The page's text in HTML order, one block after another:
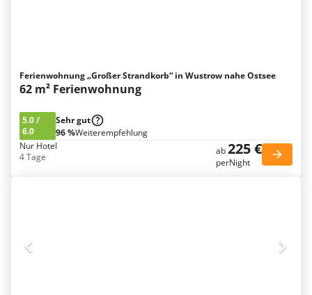
Ferienwohnung „Großer Strandkorb“ in Wustrow nahe Ostsee
62 m² Ferienwohnung
5.0/
6.0
Sehr gut
96 %Weiterempfehlung
Nur Hotel
4 Tage
ab225 €
perNight